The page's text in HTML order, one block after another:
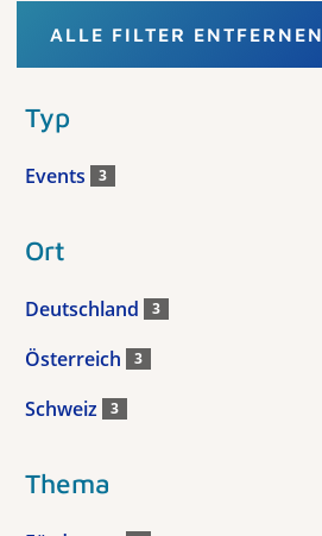
ALLE FILTER ENTFERNEN
Typ
Events 3
Ort
Deutschland 3
Österreich 3
Schweiz 3
Thema